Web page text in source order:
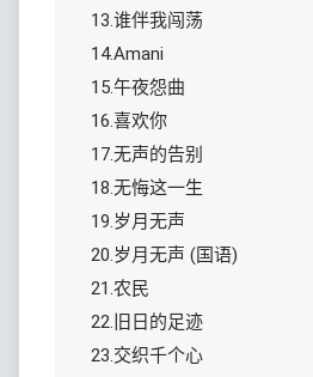
13.谁伴我闯荡
14.Amani
15.午夜怨曲
16.喜欢你
17.无声的告别
18.无悔这一生
19.岁月无声
20.岁月无声 (国语)
21.农民
22.旧日的足迹
23.交织千个心